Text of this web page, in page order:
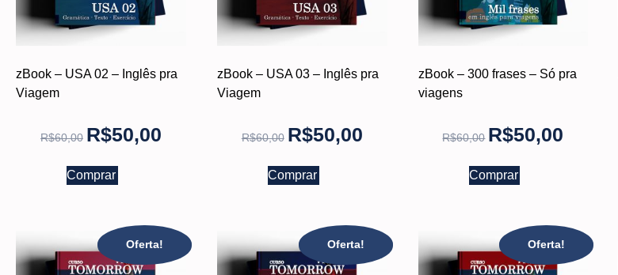
zBook – USA 02 – Inglês pra
Viagem
R$60,00 R$50,00
Comprar
zBook – USA 03 – Inglês pra
Viagem
R$60,00 R$50,00
Comprar
zBook – 300 frases – Só pra
viagens
R$60,00 R$50,00
Comprar
Oferta! Oferta! Oferta!